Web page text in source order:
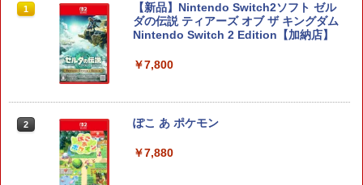
1
【新品】Nintendo Switch2ソフト ゼル
ダの伝説 ティアーズ オブ ザ キングダム
Nintendo Switch 2 Edition【加納店】
￥7,800
2 ぽこ あ ポケモン
￥7,880